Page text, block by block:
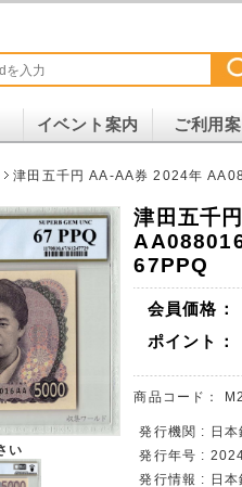
イベント案内 ご利用
津田五千円 AA-AA券 2024年
い
津田五千
67PPQ
会員価格：
ポイント：
商品コード：
発行機関 : 日
発行年号 :
発行情報 : 日